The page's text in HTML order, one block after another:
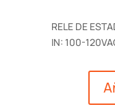
RELE DE
IN: 100-